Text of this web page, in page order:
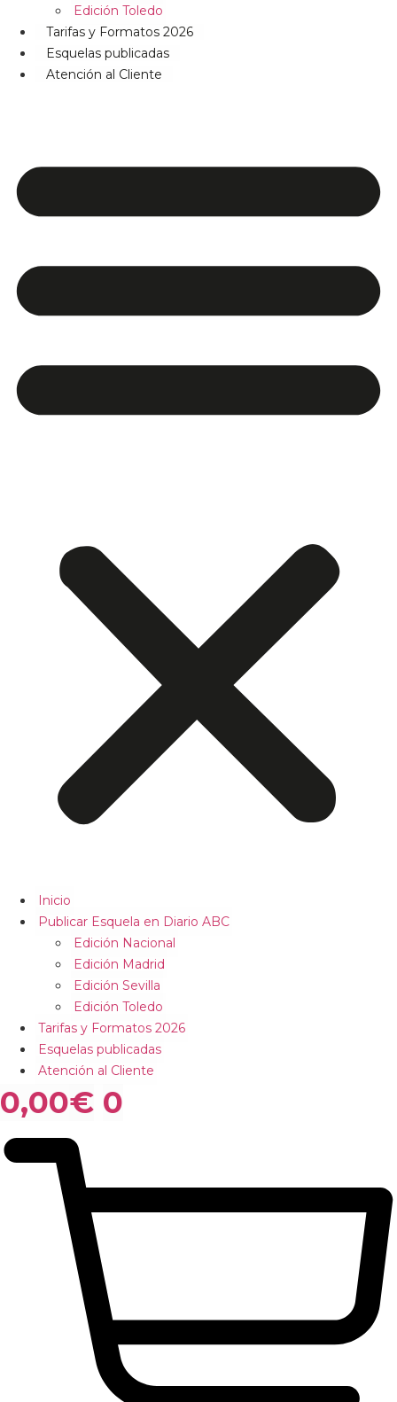
Edición Toledo
Tarifas y Formatos 2026
Esquelas publicadas
Atención al Cliente
Inicio
Publicar Esquela en Diario ABC
Edición Nacional
Edición Madrid
Edición Sevilla
Edición Toledo
Tarifas y Formatos 2026
Esquelas publicadas
Atención al Cliente
0,00€ 0